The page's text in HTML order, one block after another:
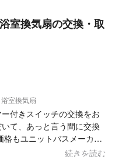
室換気扇の交換・取
室換気扇
付きスイッチの交換をお
て、あっと言う間に交換
格もユニットバスメーカー
ありがとうございました。
続きを読む